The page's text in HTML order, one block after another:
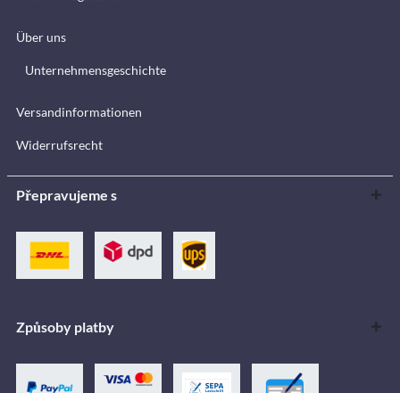
Über uns
Unternehmensgeschichte
Versandinformationen
Widerrufsrecht
Přepravujeme s
Způsoby platby